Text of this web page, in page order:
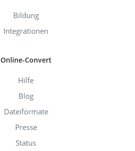
Bildung
Integrationen
Online-Convert
Hilfe
Blog
Dateiformate
Presse
Status